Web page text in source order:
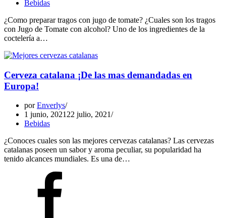
Bebidas
¿Como preparar tragos con jugo de tomate? ¿Cuales son los tragos
con Jugo de Tomate con alcohol? Uno de los ingredientes de la
coctelería a…
Cerveza catalana ¡De las mas demandadas en
Europa!
porEnverlys
1 junio, 2021 22 julio, 2021
Bebidas
¿Conoces cuales son las mejores cervezas catalanas? Las cervezas
catalanas poseen un sabor y aroma peculiar, su popularidad ha
tenido alcances mundiales. Es una de…